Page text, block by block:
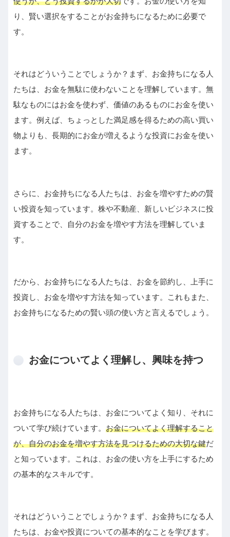
り、賢い選択をすることがお金持ちになるために必要で
す。
それはどういうことでしょうか？まず、お金持ちになる人
たちは、お金を無駄に使わないことを理解しています。無
駄なものにはお金を使わず、価値のあるものにお金を使い
ます。例えば、ちょっとした満足感を得るための高い買い
物よりも、長期的にお金が増えるような投資にお金を使い
ます。
さらに、お金持ちになる人たちは、お金を増やすための賢
い投資を知っています。株や不動産、新しいビジネスに投
資することで、自分のお金を増やす方法を理解していま
す。
だから、お金持ちになる人たちは、お金を節約し、上手に
投資し、お金を増やす方法を知っています。これもまた、
お金持ちになるための賢い頭の使い方と言えるでしょう。
お金についてよく理解し、興味を持つ
お金持ちになる人たちは、お金についてよく知り、それに
ついて学び続けています。 お金についてよく理解すること
が、自分のお金を増やす方法を見つけるための大切な鍵だ
と知っています。これは、お金の使い方を上手にするため
の基本的なスキルです。
それはどういうことでしょうか？まず、お金持ちになる人
たちは、お金や投資についての基本的なことを学びます。